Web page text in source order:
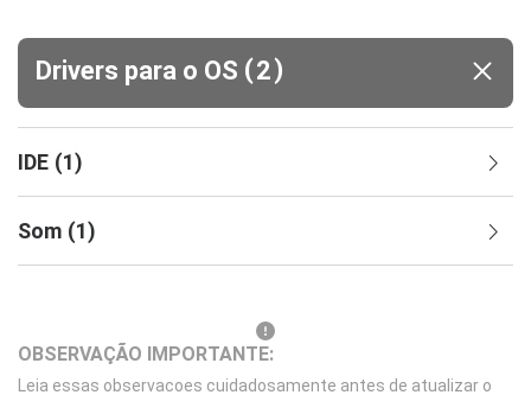
Drivers para o OS (2)
IDE (1)
Som (1)
OBSERVAÇÃO IMPORTANTE:
Leia essas observacoes cuidadosamente antes de atualizar o